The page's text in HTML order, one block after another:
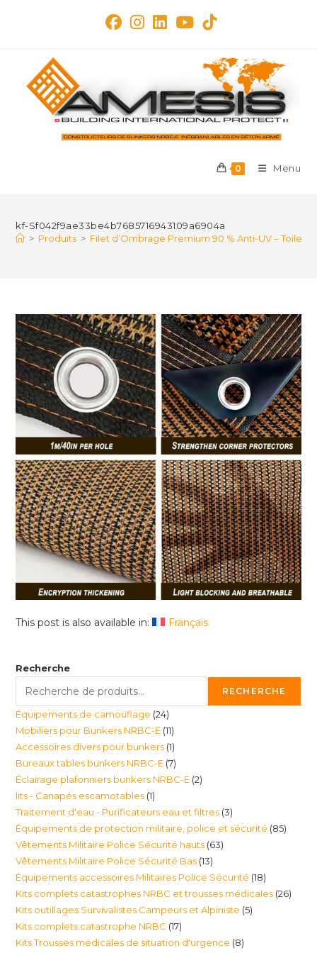
0 Menu
kf-Sf042f9ae33be4b7685716943109a6904a
> Produits > Filet d’Ombrage Premium 90 % Anti-UV – Toile
This post is also available in: Français
Recherche
RECHERCHE
Équipements de camouflage 2424
produits
Mobiliers pour Bunkers NRBC-E 1111
produits
Accessoires divers pour bunkers 11
produit
Bureaux tables bunkers NRBC-E 77
produits
Éclairage plafonniers bunkers NRBC-E 22
lits - Canapés escamotables 11
produit
Traitement d'eau - Purificateurs eau et filtres 33
produits
Équipements de protection militaire, police et sécurité 8585
Vêtements Militaire Police Sécurité hauts 6363
Vêtements Militaire Police Sécurité Bas 1313
produits
Équipements accessoires Militaires Police Sécurité 1818
produits
Kits complets catastrophes NRBC et trousses médicales 2626
Kits outillages Survivalistes Campeurs et Alpiniste 55
Kits complets catastrophe NRBC 1717
produits
Kits Trousses médicales de situation d'urgence 88